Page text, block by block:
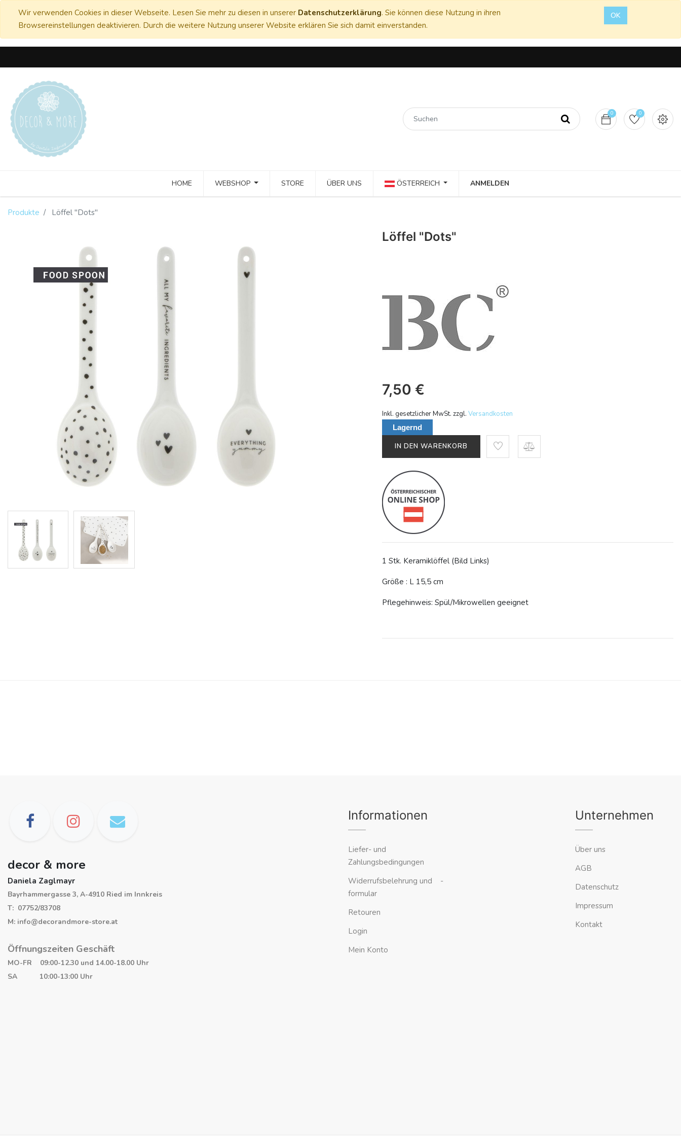
Wir verwenden Cookies in dieser Webseite. Lesen Sie mehr zu diesen in unserer Datenschutzerklärung. Sie können diese Nutzung in ihren
Browsereinstellungen deaktivieren. Durch die weitere Nutzung unserer Website erklären Sie sich damit einverstanden.
OK
0 0
HOME WEBSHOP STORE ÜBER UNS ÖSTERREICH ANMELDEN
Produkte Löffel "Dots"
Löffel "Dots"
7,50 €
Inkl. gesetzlicher MwSt. zzgl.Versandkosten
Lagernd
IN DEN WARENKORB
1 Stk. Keramiklöffel (Bild Links)
Größe : L 15,5 cm
Pflegehinweis: Spül/Mikrowellen geeignet
decor & more
Daniela Zaglmayr
Bayrhammergasse 3, A-4910 Ried im Innkreis
T: 07752/83708
M: info@decorandmore-store.at
Öffnungszeiten Geschäft
MO-FR 09:00-12.30 und 14.00-18.00 Uhr
SA 10:00-13:00 Uhr
Informationen
Liefer- und
Zahlungsbedingungen
Widerrufsbelehrung und -
formular
Retouren
Login
Mein Konto
Unternehmen
Über uns
AGB
Datenschutz
Impressum
Kontakt